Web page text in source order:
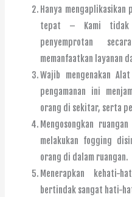
Hanya
tepat – Kami tidak
penyemprotan
memanfaatkan layanan
Wajib mengenakan
pengamanan ini
orang di sekitar, serta
Mengosongkan
melakukan fogging
orang di dalam ruangan.
Menerapkan kehati-
bertindak sangat hati-